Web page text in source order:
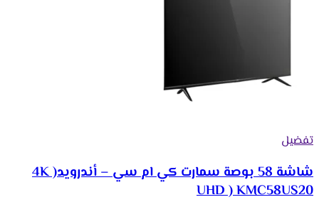
تفضيل
شاشة 58 بوصة سمارت كي ام سي – أندرويد( 4K
UHD ) KMC58US20